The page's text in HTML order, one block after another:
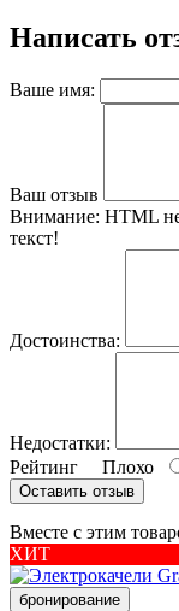
Написать
Ваше имя:
Ваш отзыв
Внимание: HTML
текст!
Достоинства:
Недостатки:
Рейтинг Плохо
Оставить отзыв
Вместе с этим
ХИТ
бронирование